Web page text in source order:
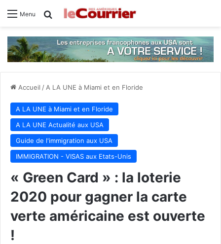
Menu Rechercher
Accueil / A LA UNE à Miami et en Floride
A LA UNE à Miami et en Floride
A LA UNE Actualité aux USA
Guide de l'immigration aux USA
IMMIGRATION - VISAS aux Etats-Unis
« Green Card » : la loterie
2020 pour gagner la carte
verte américaine est ouverte
!